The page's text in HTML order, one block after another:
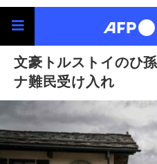
文豪トルストイのひ
ナ難民受け入れ